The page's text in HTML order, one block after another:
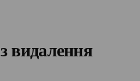
видалення